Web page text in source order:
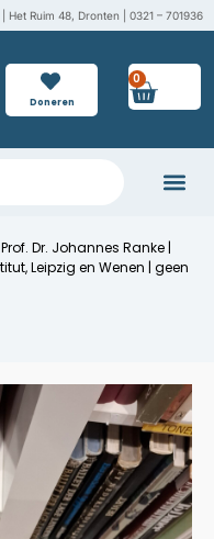
Het Ruim 48, Dronten | 0321 – 701936
Doneren
0
Dr. Johannes Ranke |
Leipzig en Wenen | geen